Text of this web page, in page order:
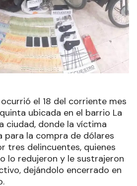
el 18 del corriente mes
ubicada en el barrio La
ciudad, donde la víctima
para la compra de dólares
tres delincuentes, quienes
lo redujeron y le sustrajeron
dejándolo encerrado en